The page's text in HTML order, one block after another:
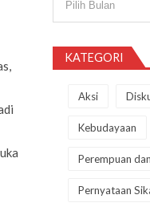
KATEGORI
Aksi
Kebudayaan
Perempuan
Pernyataan